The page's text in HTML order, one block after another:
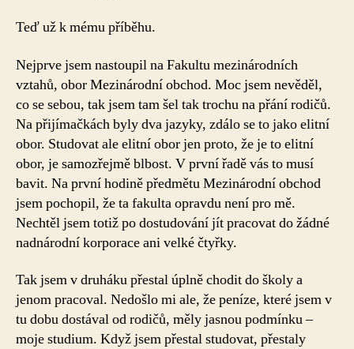
Teď už k mému příběhu.
Nejprve jsem nastoupil na Fakultu mezinárodních
vztahů, obor Mezinárodní obchod. Moc jsem nevěděl,
co se sebou, tak jsem tam šel tak trochu na přání rodičů.
Na přijímačkách byly dva jazyky, zdálo se to jako elitní
obor. Studovat ale elitní obor jen proto, že je to elitní
obor, je samozřejmě blbost. V první řadě vás to musí
bavit. Na první hodině předmětu Mezinárodní obchod
jsem pochopil, že ta fakulta opravdu není pro mě.
Nechtěl jsem totiž po dostudování jít pracovat do žádné
nadnárodní korporace ani velké čtyřky.
Tak jsem v druháku přestal úplně chodit do školy a
jenom pracoval. Nedošlo mi ale, že peníze, které jsem v
tu dobu dostával od rodičů, měly jasnou podmínku –
moje studium. Když jsem přestal studovat, přestaly